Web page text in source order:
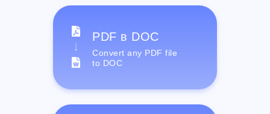
PDF в DOC
Convert any PDF file
to DOC